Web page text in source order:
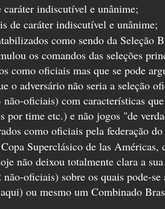
indiscutível e unânime;
de caráter indiscutível e unânime;
como sendo da Seleção
os comandos das seleções
como oficiais mas que se pode
o adversário não seria a seleção
oficiais) com características
por time etc.) e não jogos "de
como oficiais pela federação
Superclásico de las
não deixou totalmente clara a
oficiais) sobre os quais pode-
ou mesmo um Combinado